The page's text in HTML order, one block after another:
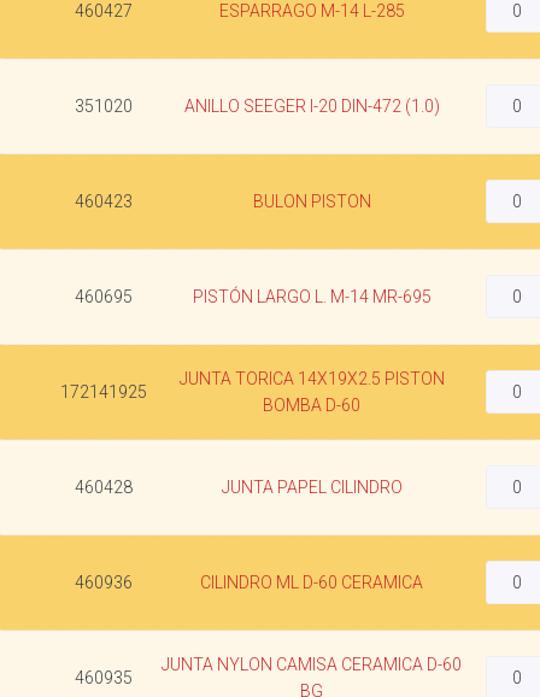
460427 ESPARRAGO M-14 L-285
351020 ANILLO SEEGER I-20 DIN-472 (1.0)
460423 BULON PISTON
460695 PISTÓN LARGO L. M-14 MR-695
172141925
JUNTA TORICA 14X19X2.5 PISTON
BOMBA D-60
460428 JUNTA PAPEL CILINDRO
460936 CILINDRO ML D-60 CERAMICA
460935
JUNTA NYLON CAMISA CERAMICA D-60
BG